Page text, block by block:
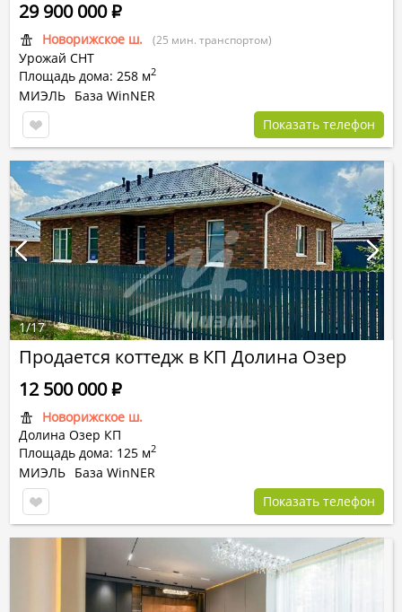
Новорижское ш. (25 мин. транспортом)
Урожай СНТ
Площадь дома: 258 м2
29 900 000Р
МИЭЛЬ База WinNER
Показать телефон
Продается коттедж в КП Долина Озер
Новорижское ш.
Долина Озер КП
Площадь дома: 125 м2
12 500 000Р
МИЭЛЬ База WinNER
Показать телефон
1/17